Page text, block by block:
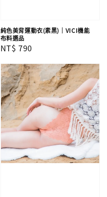
純色美背運動衣(素黑)｜VICI機能
布料選品
Regular
NT$ 790